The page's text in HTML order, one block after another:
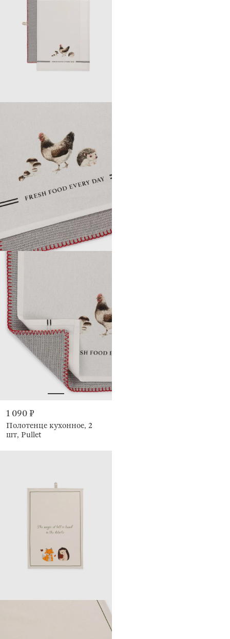
1 090 ₽
Полотенце кухонное, 2
шт, Pullet